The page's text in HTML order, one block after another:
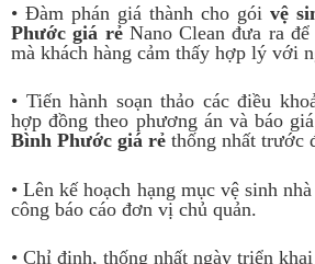
• Đàm phán giá thành cho gói vệ
Phước giá rẻ Nano Clean đưa ra
mà khách hàng cảm thấy hợp lý với
• Tiến hành soạn thảo các điều
hợp đồng theo phương án và báo
Bình Phước giá rẻ thống nhất trước
• Lên kế hoạch hạng mục vệ sinh
công báo cáo đơn vị chủ quản.
• Chỉ định, thống nhất ngày triển